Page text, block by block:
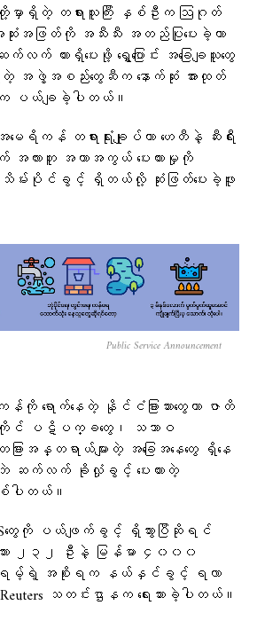
မှာရှိတဲ့ တရားသူကြီး နှစ်ဦးက ဩဂုတ်
အဖြတ်ကို အသီးသီး အတည်ပြုပေးခဲ့တာ
က် ထားရှိပေးဖို့ ရွှေ့ပြောင်း အခြေချသူတွေ
တဲ့ အဖွဲ့အစည်းတွေဆီက နောက်ဆုံး အားထုတ်
ေက ပယ်ချခဲ့ပါတယ်။
ရိကန် တရားရုံးချုပ်ဟာ ဟေတီနဲ့ ဆီးရီး
အလားတူ အကာအကွယ် ပေးထားမှုကို
မ်းပိုင်ခွင့် ရှိတယ်လို့ ဆုံးဖြတ်ပေးခဲ့ဖူး
Public Service Announcement
ကို ရောက်နေတဲ့ နိုင်ငံခြားသားတွေဟာ ဇာတိ
င် ပဋိပက္ခတွေ၊ သဘာဝ
ားအန္တရာယ်များတဲ့ အခြေအနေတွေ ရှိနေ
ဆက်လက် ခိုလှုံခွင့် ပေးထားတဲ့
ပါတယ်။
ေကို ပယ်ဖျက်ခွင့် ရှိသွားပြီဆိုရင်
း ၂၃၂ ဦးနဲ့ မြန်မာ ၄၀၀၀
ထရမ့်ရဲ့ အစိုးရက နယ်နှင်ခွင့် ရလာ
သတင်းဌာနက ရေးသားခဲ့ပါတယ်။